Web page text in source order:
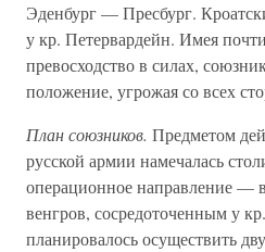
Эденбург — Пресбург.
у кр. Петервардейн. Имея
превосходство в силах,
положение, угрожая со всех
План союзников. Предметом
русской армии намечалась
операционное направление —
венгров, сосредоточенным у
планировалось осуществить